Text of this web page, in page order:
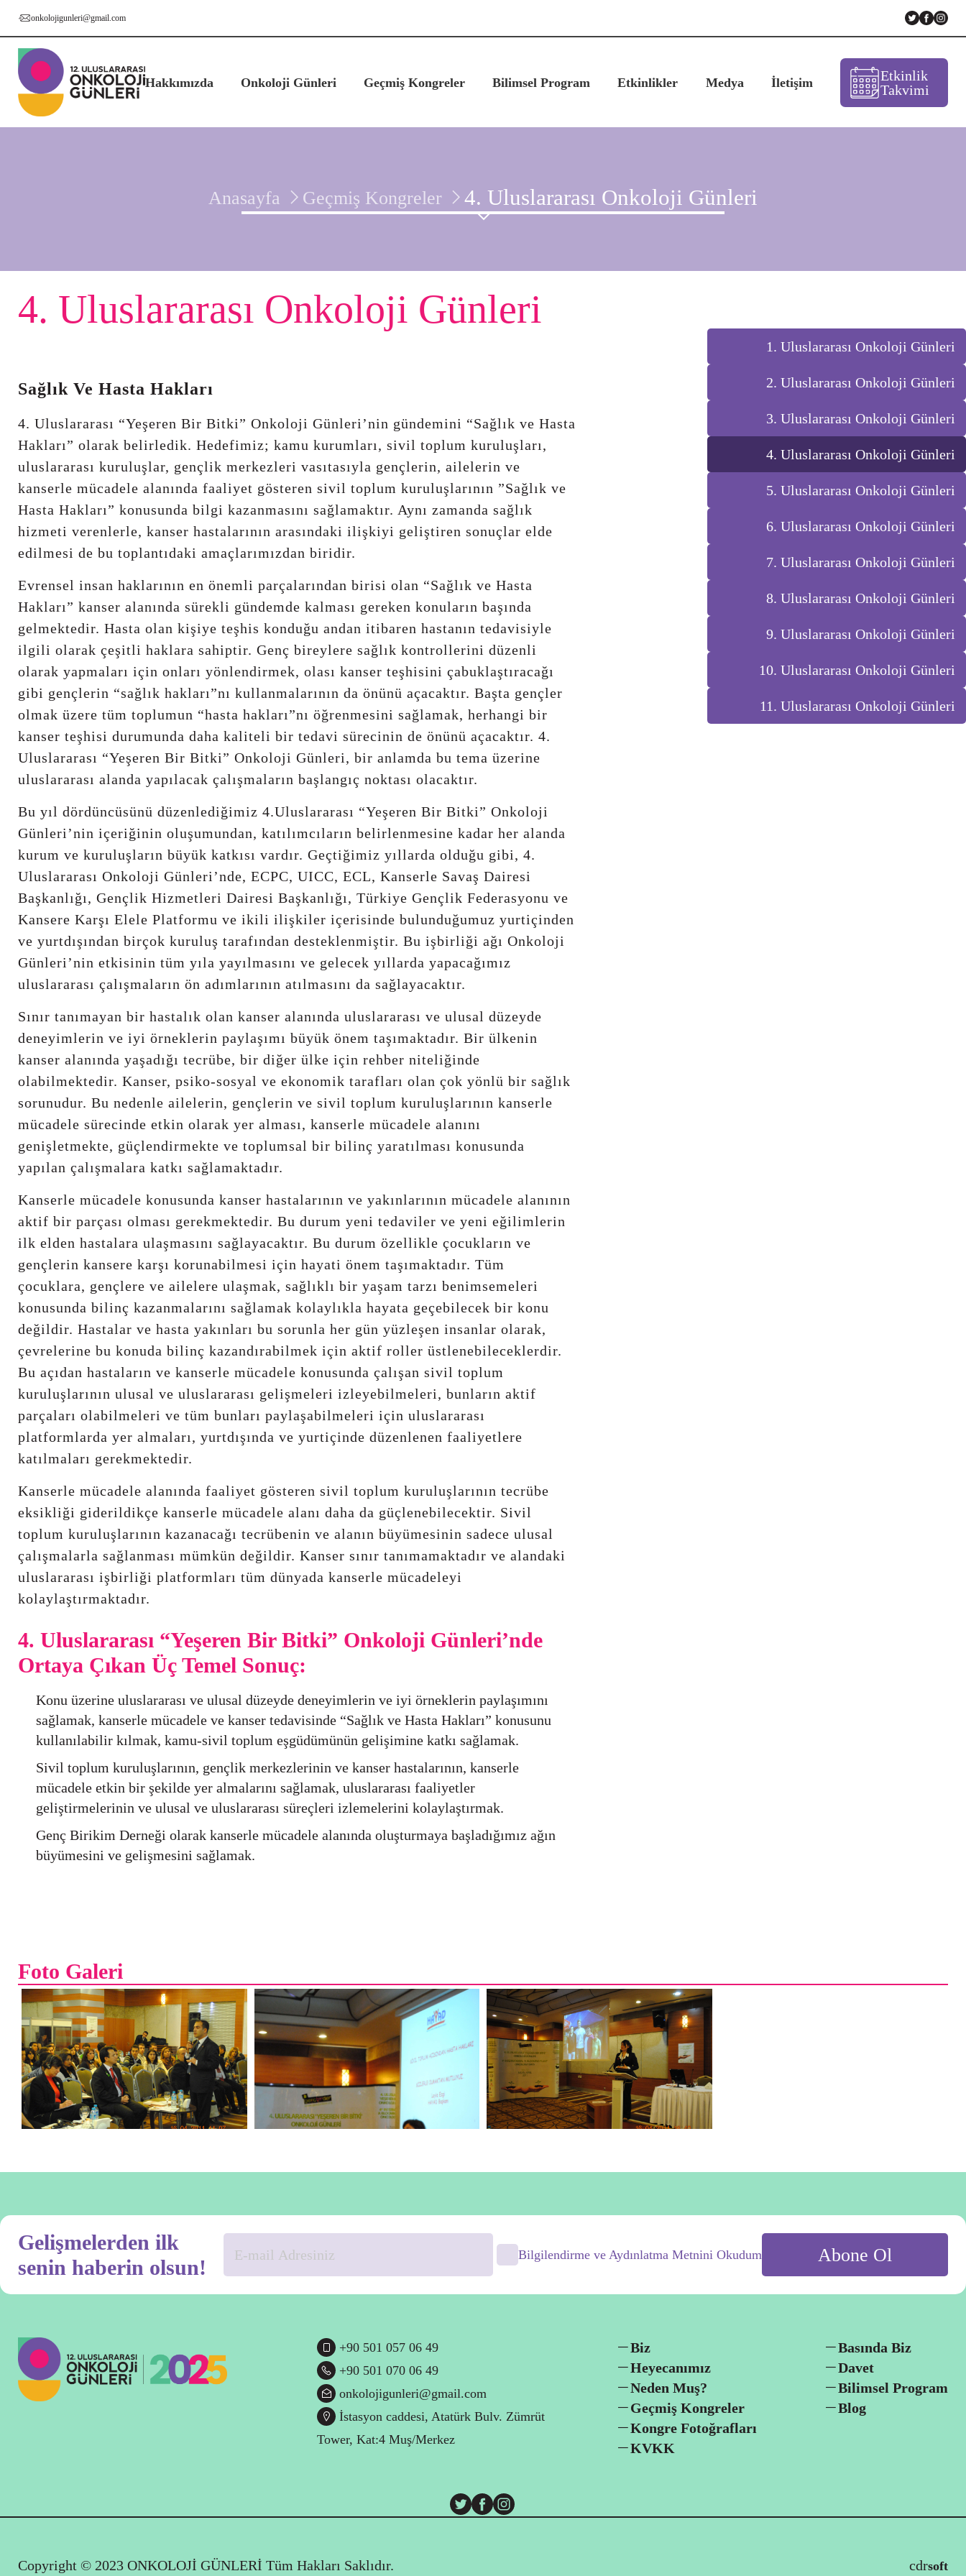
onkolojigunleri@gmail.com
Hakkımızda Onkoloji Günleri Geçmiş Kongreler Bilimsel Program Etkinlikler Medya İletişim
Etkinlik
Takvimi
Anasayfa Geçmiş Kongreler 4. Uluslararası Onkoloji Günleri
4. Uluslararası Onkoloji Günleri
1. Uluslararası Onkoloji Günleri
2. Uluslararası Onkoloji Günleri
3. Uluslararası Onkoloji Günleri
4. Uluslararası Onkoloji Günleri
5. Uluslararası Onkoloji Günleri
6. Uluslararası Onkoloji Günleri
7. Uluslararası Onkoloji Günleri
8. Uluslararası Onkoloji Günleri
9. Uluslararası Onkoloji Günleri
10. Uluslararası Onkoloji Günleri
11. Uluslararası Onkoloji Günleri
Sağlık Ve Hasta Hakları
4. Uluslararası “Yeşeren Bir Bitki” Onkoloji Günleri’nin gündemini “Sağlık ve Hasta
Hakları” olarak belirledik. Hedefimiz; kamu kurumları, sivil toplum kuruluşları,
uluslararası kuruluşlar, gençlik merkezleri vasıtasıyla gençlerin, ailelerin ve
kanserle mücadele alanında faaliyet gösteren sivil toplum kuruluşlarının ”Sağlık ve
Hasta Hakları” konusunda bilgi kazanmasını sağlamaktır. Aynı zamanda sağlık
hizmeti verenlerle, kanser hastalarının arasındaki ilişkiyi geliştiren sonuçlar elde
edilmesi de bu toplantıdaki amaçlarımızdan biridir.
Evrensel insan haklarının en önemli parçalarından birisi olan “Sağlık ve Hasta
Hakları” kanser alanında sürekli gündemde kalması gereken konuların başında
gelmektedir. Hasta olan kişiye teşhis konduğu andan itibaren hastanın tedavisiyle
ilgili olarak çeşitli haklara sahiptir. Genç bireylere sağlık kontrollerini düzenli
olarak yapmaları için onları yönlendirmek, olası kanser teşhisini çabuklaştıracağı
gibi gençlerin “sağlık hakları”nı kullanmalarının da önünü açacaktır. Başta gençler
olmak üzere tüm toplumun “hasta hakları”nı öğrenmesini sağlamak, herhangi bir
kanser teşhisi durumunda daha kaliteli bir tedavi sürecinin de önünü açacaktır. 4.
Uluslararası “Yeşeren Bir Bitki” Onkoloji Günleri, bir anlamda bu tema üzerine
uluslararası alanda yapılacak çalışmaların başlangıç noktası olacaktır.
Bu yıl dördüncüsünü düzenlediğimiz 4.Uluslararası “Yeşeren Bir Bitki” Onkoloji
Günleri’nin içeriğinin oluşumundan, katılımcıların belirlenmesine kadar her alanda
kurum ve kuruluşların büyük katkısı vardır. Geçtiğimiz yıllarda olduğu gibi, 4.
Uluslararası Onkoloji Günleri’nde, ECPC, UICC, ECL, Kanserle Savaş Dairesi
Başkanlığı, Gençlik Hizmetleri Dairesi Başkanlığı, Türkiye Gençlik Federasyonu ve
Kansere Karşı Elele Platformu ve ikili ilişkiler içerisinde bulunduğumuz yurtiçinden
ve yurtdışından birçok kuruluş tarafından desteklenmiştir. Bu işbirliği ağı Onkoloji
Günleri’nin etkisinin tüm yıla yayılmasını ve gelecek yıllarda yapacağımız
uluslararası çalışmaların ön adımlarının atılmasını da sağlayacaktır.
Sınır tanımayan bir hastalık olan kanser alanında uluslararası ve ulusal düzeyde
deneyimlerin ve iyi örneklerin paylaşımı büyük önem taşımaktadır. Bir ülkenin
kanser alanında yaşadığı tecrübe, bir diğer ülke için rehber niteliğinde
olabilmektedir. Kanser, psiko-sosyal ve ekonomik tarafları olan çok yönlü bir sağlık
sorunudur. Bu nedenle ailelerin, gençlerin ve sivil toplum kuruluşlarının kanserle
mücadele sürecinde etkin olarak yer alması, kanserle mücadele alanını
genişletmekte, güçlendirmekte ve toplumsal bir bilinç yaratılması konusunda
yapılan çalışmalara katkı sağlamaktadır.
Kanserle mücadele konusunda kanser hastalarının ve yakınlarının mücadele alanının
aktif bir parçası olması gerekmektedir. Bu durum yeni tedaviler ve yeni eğilimlerin
ilk elden hastalara ulaşmasını sağlayacaktır. Bu durum özellikle çocukların ve
gençlerin kansere karşı korunabilmesi için hayati önem taşımaktadır. Tüm
çocuklara, gençlere ve ailelere ulaşmak, sağlıklı bir yaşam tarzı benimsemeleri
konusunda bilinç kazanmalarını sağlamak kolaylıkla hayata geçebilecek bir konu
değildir. Hastalar ve hasta yakınları bu sorunla her gün yüzleşen insanlar olarak,
çevrelerine bu konuda bilinç kazandırabilmek için aktif roller üstlenebileceklerdir.
Bu açıdan hastaların ve kanserle mücadele konusunda çalışan sivil toplum
kuruluşlarının ulusal ve uluslararası gelişmeleri izleyebilmeleri, bunların aktif
parçaları olabilmeleri ve tüm bunları paylaşabilmeleri için uluslararası
platformlarda yer almaları, yurtdışında ve yurtiçinde düzenlenen faaliyetlere
katılmaları gerekmektedir.
Kanserle mücadele alanında faaliyet gösteren sivil toplum kuruluşlarının tecrübe
eksikliği giderildikçe kanserle mücadele alanı daha da güçlenebilecektir. Sivil
toplum kuruluşlarının kazanacağı tecrübenin ve alanın büyümesinin sadece ulusal
çalışmalarla sağlanması mümkün değildir. Kanser sınır tanımamaktadır ve alandaki
uluslararası işbirliği platformları tüm dünyada kanserle mücadeleyi
kolaylaştırmaktadır.
4. Uluslararası “Yeşeren Bir Bitki” Onkoloji Günleri’nde
Ortaya Çıkan Üç Temel Sonuç:
Konu üzerine uluslararası ve ulusal düzeyde deneyimlerin ve iyi örneklerin paylaşımını
sağlamak, kanserle mücadele ve kanser tedavisinde “Sağlık ve Hasta Hakları” konusunu
kullanılabilir kılmak, kamu-sivil toplum eşgüdümünün gelişimine katkı sağlamak.
Sivil toplum kuruluşlarının, gençlik merkezlerinin ve kanser hastalarının, kanserle
mücadele etkin bir şekilde yer almalarını sağlamak, uluslararası faaliyetler
geliştirmelerinin ve ulusal ve uluslararası süreçleri izlemelerini kolaylaştırmak.
Genç Birikim Derneği olarak kanserle mücadele alanında oluşturmaya başladığımız ağın
büyümesini ve gelişmesini sağlamak.
Foto Galeri
Gelişmelerden ilk
senin haberin olsun!
Bilgilendirme ve Aydınlatma Metnini Okudum
+90 501 057 06 49
+90 501 070 06 49
onkolojigunleri@gmail.com
İstasyon caddesi, Atatürk Bulv. Zümrüt
Tower, Kat:4 Muş/Merkez
Biz
Heyecanımız
Neden Muş?
Geçmiş Kongreler
Kongre Fotoğrafları
KVKK
Basında Biz
Davet
Bilimsel Program
Blog
Copyright © 2023 ONKOLOJİ GÜNLERİ Tüm Hakları Saklıdır. cdrsoft